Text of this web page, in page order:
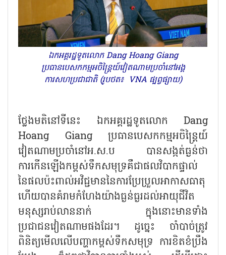
ឯកអគ្គរដ្ឋទូតលោក Dang Hoang Giang
ប្រធានបេសកកម្មអចិន្ត្រៃយ៍វៀតណាមប្រចាំនៅអង្គ
ការសហប្រជាជាតិ (រូបថត៖ VNA ផ្បព្វផ្សាយ)
ថ្លែងមតិនៅទីនេះ ឯកអគ្គរដ្ឋទូតលោក Dang
Hoang Giang ប្រធានបេសកកម្មអចិន្ត្រៃយ៍
វៀតណាមប្រចាំនៅអ.ស.ប បានសង្កត់ធ្ងន់ថា
ការកើនឡើងកម្ពស់ទឹកសមុទ្រគឺជាផលវិបាកផ្ទាល់
នៃផលប៉ះពាល់អវិជ្ជមាននៃការប្រែប្រួលអាកាសធាតុ
ហើយបានគំរាមកំហែងយ៉ាងធ្ងន់ធ្ងរដល់អាយុជីវិត
មនុស្សរាប់លាននាក់ ក្នុងនោះមានទាំង
ប្រជាជនវៀតណាមផងដែរ។ ដូច្នេះ ចាំបាច់ត្រូវ
ពិនិត្យមើលលើបញ្ហាកម្ពស់ទឹកសមុទ្រ ការខិតខំប្រឹង